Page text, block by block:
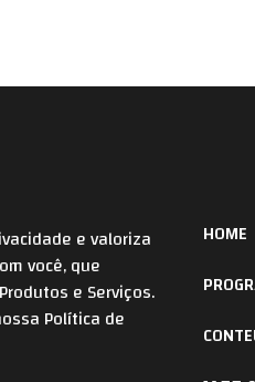
e valoriza
você, que
e Serviços.
Política de
HOME